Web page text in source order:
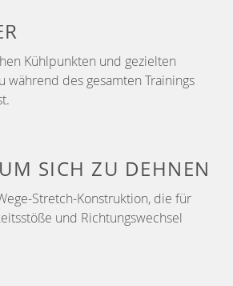
Kühlpunkten und gezielten
während des gesamten Trainings
SICH ZU DEHNEN
Stretch-Konstruktion, die für
und Richtungswechsel